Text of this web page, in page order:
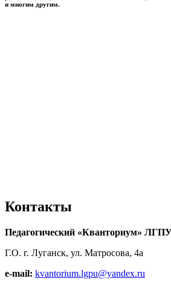
и многим другим.
Контакты
Педагогический «Кванториум»
Г.О. г. Луганск, ул. Матросова, 4а
e-mail: kvantorium.lgpu@yandex.ru